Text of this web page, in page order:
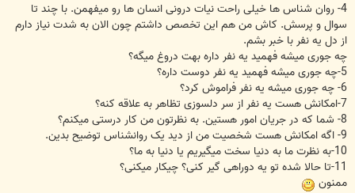
4- روان شناس ها خیلی راحت نیات درونی انسان ها رو میفهمن. با چند تا
سوال و پرسش. کاش من هم این تخصص داشتم چون الان به شدت نیاز دارم
از دل یه نفر با خبر بشم.
چه جوری میشه فهمید یه نفر داره بهت دروغ میگه؟
5-چه جوری میشه فهمید یه نفر دوست داره؟
6- چه جوری میشه یه نفر فراموش کرد؟
7-امکانش هست یه نفر از سر دلسوزی تظاهر به علاقه کنه؟
8- شما که در جریان امور هستین. به نظرتون من کار درستی میکنم؟
9- اگه امکانش هست شخصیت من از دید یک روانشناس توضیح بدین.
10-به نظرت ما به دنیا سخت میگیریم یا دنیا به ما؟
11-تا حالا شده تو یه دوراهی گیر کنی؟ چیکار میکنی؟
ممنون